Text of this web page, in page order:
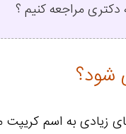
مراجعه کنیم ؟
شود؟
به اسم کریپت